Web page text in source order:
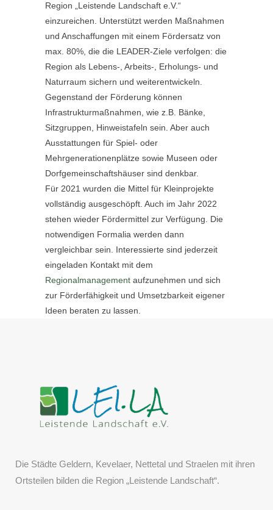
Region „Leistende Landschaft e.V.“
einzureichen. Unterstützt werden Maßnahmen
und Anschaffungen mit einem Fördersatz von
max. 80%, die die LEADER-Ziele verfolgen: die
Region als Lebens-, Arbeits-, Erholungs- und
Naturraum sichern und weiterentwickeln.
Gegenstand der Förderung können
Infrastrukturmaßnahmen, wie z.B. Bänke,
Sitzgruppen, Hinweistafeln sein. Aber auch
Ausstattungen für Spiel- oder
Mehrgenerationenplätze sowie Museen oder
Dorfgemeinschaftshäuser sind denkbar.
Für 2021 wurden die Mittel für Kleinprojekte
vollständig ausgeschöpft. Auch im Jahr 2022
stehen wieder Fördermittel zur Verfügung. Die
notwendigen Formalia werden dann
vergleichbar sein. Interessierte sind jederzeit
eingeladen Kontakt mit dem
Regionalmanagement aufzunehmen und sich
zur Förderfähigkeit und Umsetzbarkeit eigener
Ideen beraten zu lassen.
Die Städte Geldern, Kevelaer, Nettetal und Straelen mit ihren
Ortsteilen bilden die Region „Leistende Landschaft“.